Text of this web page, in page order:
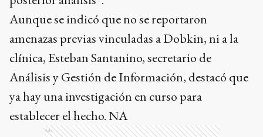
Aunque se indicó que no se reportaron
amenazas previas vinculadas a Dobkin, ni a la
clínica, Esteban Santanino, secretario de
Análisis y Gestión de Información, destacó que
ya hay una investigación en curso para
establecer el hecho. NA
Ads